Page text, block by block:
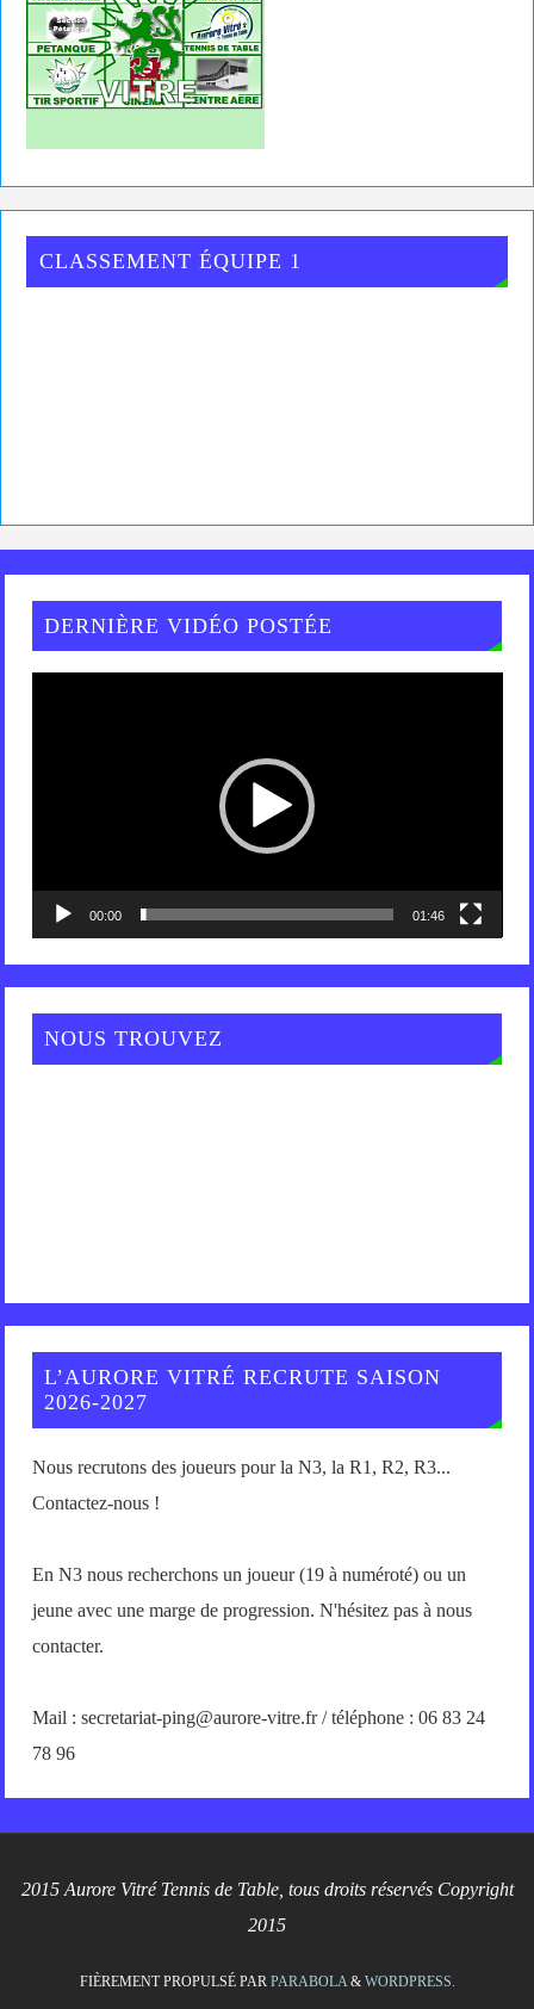
CLASSEMENT ÉQUIPE 1
DERNIÈRE VIDÉO POSTÉE
00:00 01:46
NOUS TROUVEZ
L’AURORE VITRÉ RECRUTE SAISON
2026-2027
Nous recrutons des joueurs pour la N3, la R1, R2, R3...
Contactez-nous !
En N3 nous recherchons un joueur (19 à numéroté) ou un
jeune avec une marge de progression. N'hésitez pas à nous
contacter.
Mail : secretariat-ping@aurore-vitre.fr / téléphone : 06 83 24
78 96
2015 Aurore Vitré Tennis de Table, tous droits réservés Copyright
2015
FIÈREMENT PROPULSÉ PAR PARABOLA& WORDPRESS.